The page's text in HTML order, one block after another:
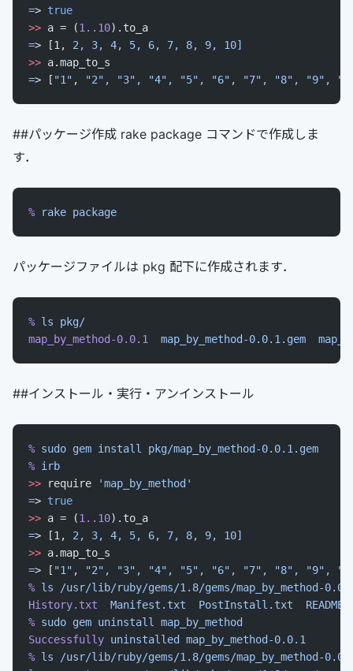
=> true
>> a = (1..10).to_a
=> [1, 2, 3, 4, 5, 6, 7, 8, 9,
10]
>> a.map_to_s
=> [ "1" , "2", "3", "4", "5", "6", "7", "8", "9",
##パッケージ作成 rake package コマンドで作成しま
す．
% rake package
パッケージファイルは pkg 配下に作成されます．
% ls pkg/
map_by_method-0.0.1
  map_by_method-0.0.1.gem
##インストール・実行・アンインストール
% sudo gem install
pkg/map_by_method-0.0.1.gem
% irb
>> require
'map_by_method'
=> true
>> a = (1..10).to_a
=> [1, 2, 3, 4, 5, 6, 7, 8, 9,
10]
>> a.map_to_s
=> [ "1" , "2", "3", "4", "5", "6", "7", "8", "9",
% ls /usr/lib/ruby/gems/1.8/gems/map_by_method-
History.txt
  Manifest.txt
  PostInstall.txt
% sudo gem uninstall
map_by_method
Successfully uninstalled
map_by_method-0.0.1
% ls /usr/lib/ruby/gems/1.8/gems/map_by_method-